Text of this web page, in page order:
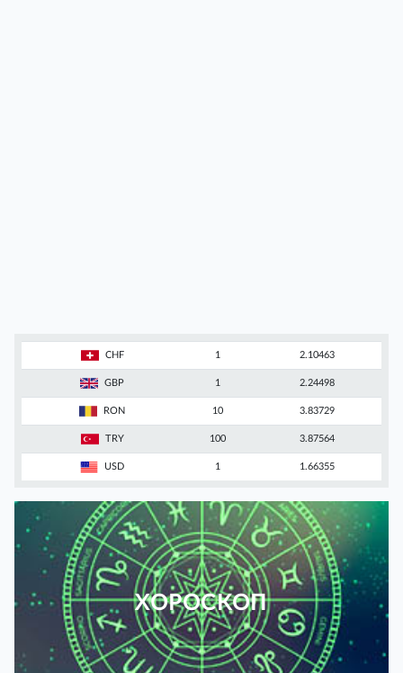
CHF 1 2.10463
GBP 1 2.24498
RON 10 3.83729
TRY 100 3.87564
USD 1 1.66355
ХОРОСКОП